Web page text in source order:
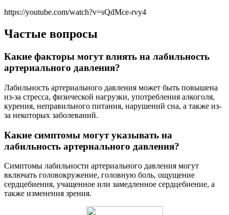
https://youtube.com/watch?v=sQdMce-rvy4
Частые вопросы
Какие факторы могут влиять на лабильность
артериального давления?
Лабильность артериального давления может быть повышена
из-за стресса, физической нагрузки, употребления алкоголя,
курения, неправильного питания, нарушений сна, а также из-
за некоторых заболеваний.
Какие симптомы могут указывать на
лабильность артериального давления?
Симптомы лабильности артериального давления могут
включать головокружение, головную боль, ощущение
сердцебиения, учащенное или замедленное сердцебиение, а
также изменения зрения.